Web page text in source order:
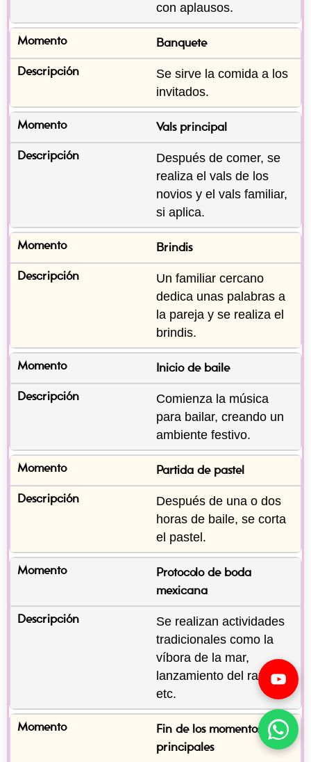
con aplausos.
Banquete
Se sirve la comida a los
invitados.
Vals principal
Después de comer, se
realiza el vals de los
novios y el vals familiar,
si aplica.
Brindis
Un familiar cercano
dedica unas palabras a
la pareja y se realiza el
brindis.
Inicio de baile
Comienza la música
para bailar, creando un
ambiente festivo.
Partida de pastel
Después de una o dos
horas de baile, se corta
el pastel.
Protocolo de boda
mexicana
Se realizan actividades
tradicionales como la
víbora de la mar,
lanzamiento del ramo,
etc.
Fin de los momentos
principales